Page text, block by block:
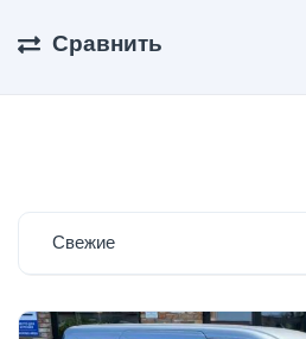
Сравнить
Свежие